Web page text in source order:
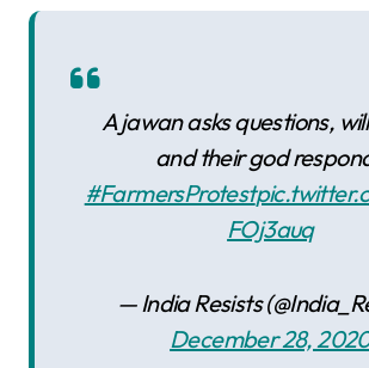
A jawan asks questions,
and their god
#FarmersProtest
FOj3auq
— India Resists
December 28,